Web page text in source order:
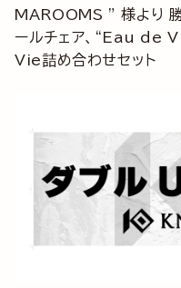
MAROOMS ” 様より
ールチェア、“Eau de
Vie詰め合わせセット